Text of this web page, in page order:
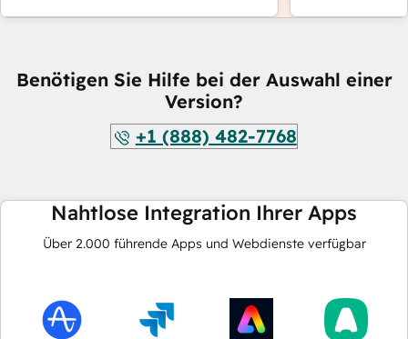
Benötigen Sie Hilfe bei der Auswahl einer
Version?
+1 (888) 482-7768
Nahtlose Integration Ihrer Apps
Über 2.000 führende Apps und Webdienste verfügbar